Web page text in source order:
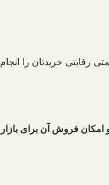
رقابتی خریدتان را انجام
امکان فروش آن برای بازار